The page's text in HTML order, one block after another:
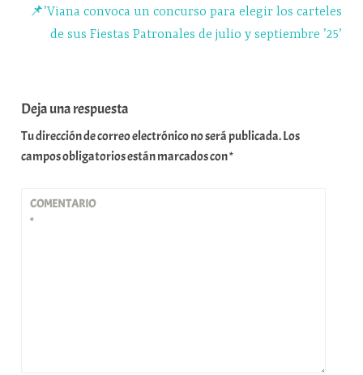
📌’Viana convoca un concurso para elegir los carteles
de sus Fiestas Patronales de julio y septiembre ’25’
Deja una respuesta
Tu dirección de correo electrónico no será publicada.Los
campos obligatorios están marcados con*
COMENTARIO
*